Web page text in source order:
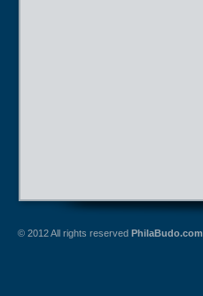
© 2012 All rights reserved PhilaBudo.com